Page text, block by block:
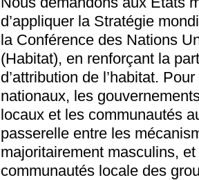
d’appliquer la Stratégie
la Conférence des Nations
(Habitat), en renforçant la
d’attribution de l’habitat.
nationaux, les
locaux et les communautés
passerelle entre les
majoritairement masculins,
communautés locale des